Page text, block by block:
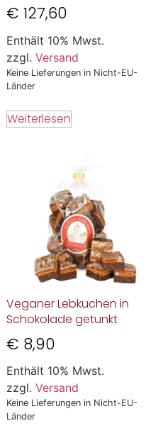
€ 127,60
Enthält 10% Mwst.
zzgl. Versand
Keine Lieferungen in Nicht-EU-
Länder
Weiterlesen
Veganer Lebkuchen in
Schokolade getunkt
€ 8,90
Enthält 10% Mwst.
zzgl. Versand
Keine Lieferungen in Nicht-EU-
Länder